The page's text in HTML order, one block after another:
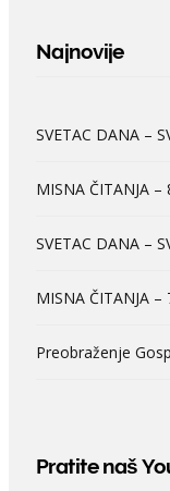
Najnovije
SVETAC DANA –
MISNA ČITANJA –
SVETAC DANA –
MISNA ČITANJA –
Preobraženje
Pratite naš